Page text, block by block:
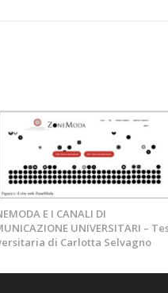
E I CANALI DI
UNIVERSITARI –
di Carlotta Selvagno